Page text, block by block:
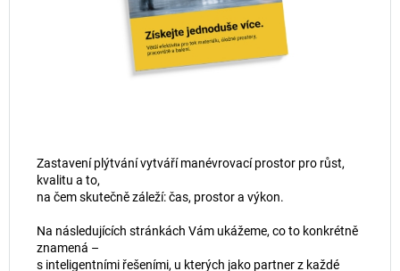
Zastavení plýtvání vytváří manévrovací prostor pro růst,
kvalitu a to,
na čem skutečně záleží: čas, prostor a výkon.
Na následujících stránkách Vám ukážeme, co to konkrétně
znamená –
s inteligentními řešeními, u kterých jako partner z každé